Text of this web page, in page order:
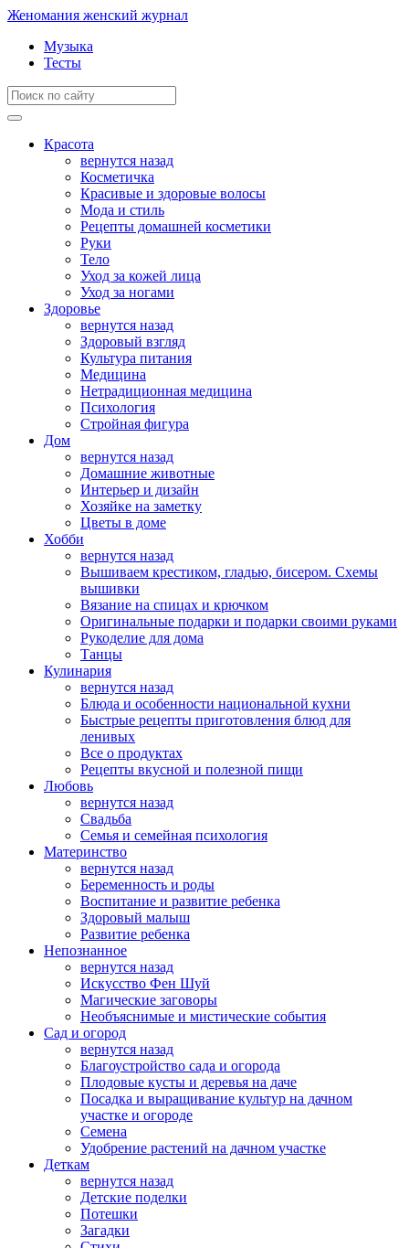
Женомания женский журнал
Музыка
Тесты
Красота
вернутся назад
Косметичка
Красивые и здоровые волосы
Мода и стиль
Рецепты домашней косметики
Руки
Тело
Уход за кожей лица
Уход за ногами
Здоровье
вернутся назад
Здоровый взгляд
Культура питания
Медицина
Нетрадиционная медицина
Психология
Стройная фигура
Дом
вернутся назад
Домашние животные
Интерьер и дизайн
Хозяйке на заметку
Цветы в доме
Хобби
вернутся назад
Вышиваем крестиком, гладью, бисером. Схемы
вышивки
Вязание на спицах и крючком
Оригинальные подарки и подарки своими руками
Рукоделие для дома
Танцы
Кулинария
вернутся назад
Блюда и особенности национальной кухни
Быстрые рецепты приготовления блюд для
ленивых
Все о продуктах
Рецепты вкусной и полезной пищи
Любовь
вернутся назад
Свадьба
Семья и семейная психология
Материнство
вернутся назад
Беременность и роды
Воспитание и развитие ребенка
Здоровый малыш
Развитие ребенка
Непознанное
вернутся назад
Искусство Фен Шуй
Магические заговоры
Необъяснимые и мистические события
Сад и огород
вернутся назад
Благоустройство сада и огорода
Плодовые кусты и деревья на даче
Посадка и выращивание культур на дачном
участке и огороде
Семена
Удобрение растений на дачном участке
Деткам
вернутся назад
Детские поделки
Потешки
Загадки